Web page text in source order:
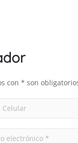
con * son